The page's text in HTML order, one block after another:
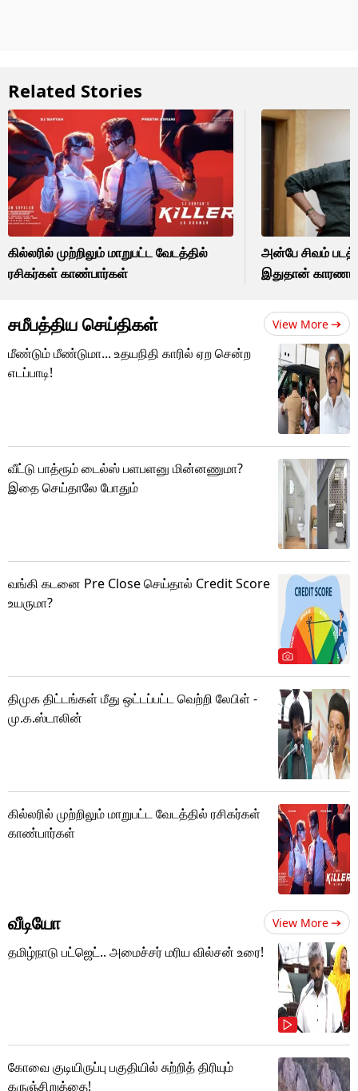
Related Stories
கில்லரில் முற்றிலும் மாறுபட்ட வேடத்தில்
ரசிகர்கள் காண்பார்கள்
அன்பே சிவம்
இதுதான்
சமீபத்திய செய்திகள் View More
மீண்டும் மீண்டுமா... உதயநிதி காரில் ஏற சென்ற
எடப்பாடி!
வீட்டு பாத்ரூம் டைல்ஸ் பளபளனு மின்னணுமா?
இதை செய்தாலே போதும்
வங்கி கடனை Pre Close செய்தால் Credit Score
உயருமா?
திமுக திட்டங்கள் மீது ஒட்டப்பட்ட வெற்றி லேபிள் -
மு.க.ஸ்டாலின்
கில்லரில் முற்றிலும் மாறுபட்ட வேடத்தில் ரசிகர்கள்
காண்பார்கள்
வீடியோ View More
தமிழ்நாடு பட்ஜெட்.. அமைச்சர் மரிய வில்சன் உரை!
கோவை குடியிருப்பு பகுதியில் சுற்றித் திரியும்
கருஞ்சிறுத்தை!